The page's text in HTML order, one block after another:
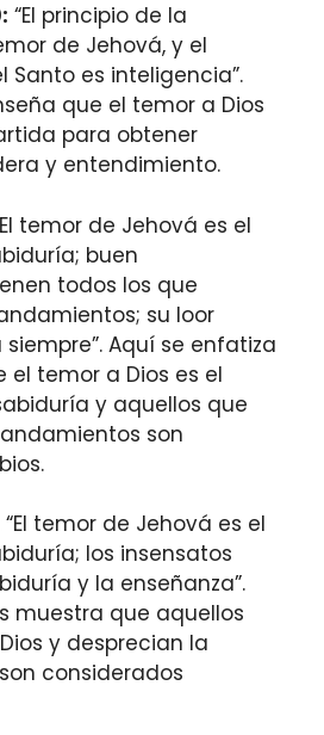
“El principio de la
de Jehová, y el
es inteligencia”.
que el temor a Dios
para obtener
y entendimiento.
temor de Jehová es el
buen
todos los que
su loor
Aquí se enfatiza
temor a Dios es el
y aquellos que
son
“El temor de Jehová es el
los insensatos
y la enseñanza”.
muestra que aquellos
y desprecian la
son considerados